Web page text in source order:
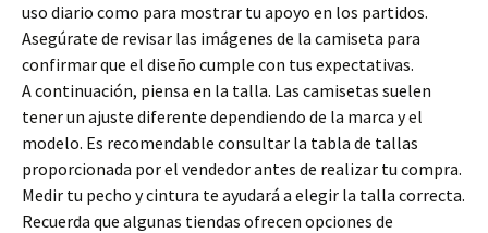
uso diario como para mostrar tu apoyo en los partidos.
Asegúrate de revisar las imágenes de la camiseta para
confirmar que el diseño cumple con tus expectativas.
A continuación, piensa en la talla. Las camisetas suelen
tener un ajuste diferente dependiendo de la marca y el
modelo. Es recomendable consultar la tabla de tallas
proporcionada por el vendedor antes de realizar tu compra.
Medir tu pecho y cintura te ayudará a elegir la talla correcta.
Recuerda que algunas tiendas ofrecen opciones de